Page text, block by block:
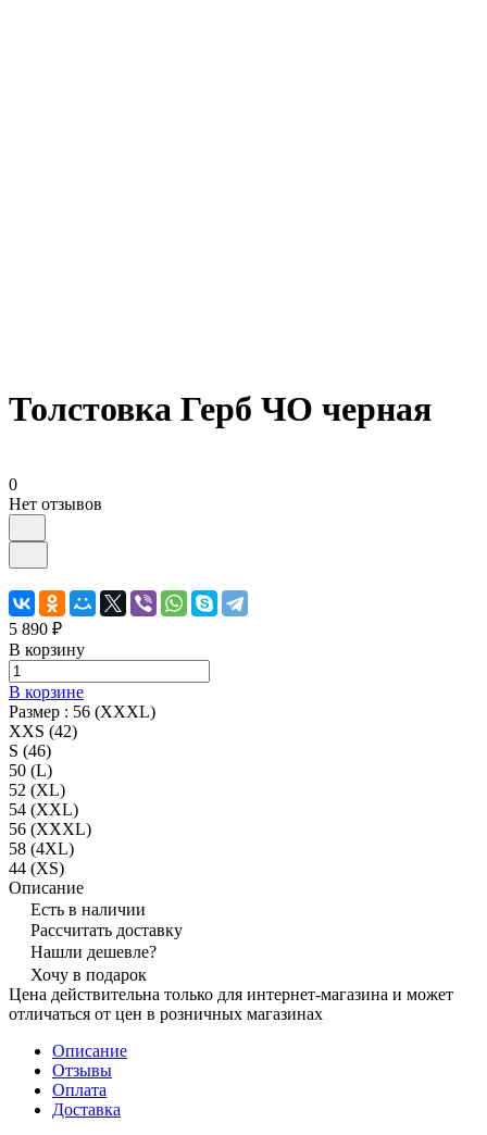
Толстовка Герб ЧО черная
0
Нет отзывов
5 890 ₽
В корзину
В корзине
Размер : 56 (XXXL)
XXS (42)
S (46)
50 (L)
52 (XL)
54 (XXL)
56 (XXXL)
58 (4XL)
44 (XS)
Описание
Есть в наличии
Рассчитать доставку
Нашли дешевле?
Хочу в подарок
Цена действительна только для интернет-магазина и может
отличаться от цен в розничных магазинах
Описание
Отзывы
Оплата
Доставка